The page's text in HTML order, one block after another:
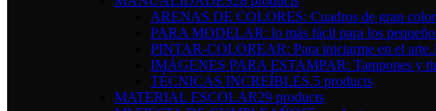
ARENAS DE COLORES: Cuadros de gran
PARA MODELAR: lo más fácil para los
PINTAR-COLOREAR: Para iniciarme en el arte.
IMÁGENES PARA ESTAMPAR: Tampones y
TÉCNICAS INCREÍBLES.5 products
MATERIAL ESCOLAR29 products